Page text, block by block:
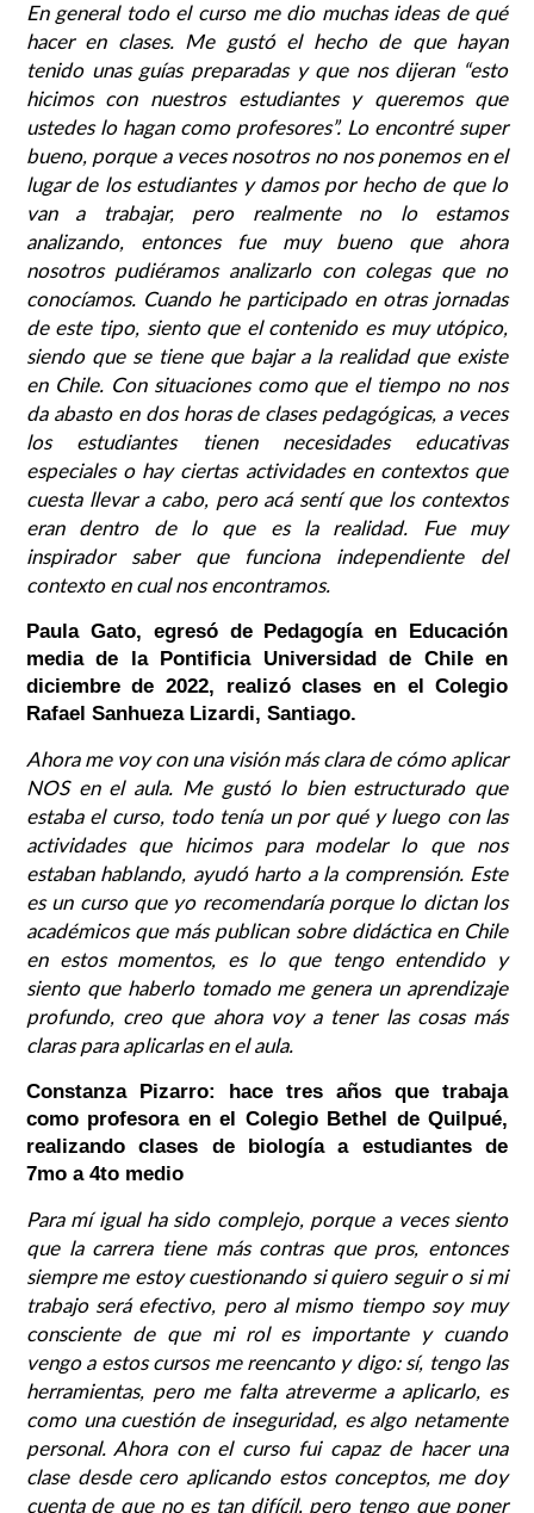
En general todo el curso me dio muchas ideas de qué
hacer en clases. Me gustó el hecho de que hayan
tenido unas guías preparadas y que nos dijeran “esto
hicimos con nuestros estudiantes y queremos que
ustedes lo hagan como profesores”. Lo encontré super
bueno, porque a veces nosotros no nos ponemos en el
lugar de los estudiantes y damos por hecho de que lo
van a trabajar, pero realmente no lo estamos
analizando, entonces fue muy bueno que ahora
nosotros pudiéramos analizarlo con colegas que no
conocíamos. Cuando he participado en otras jornadas
de este tipo, siento que el contenido es muy utópico,
siendo que se tiene que bajar a la realidad que existe
en Chile. Con situaciones como que el tiempo no nos
da abasto en dos horas de clases pedagógicas, a veces
los estudiantes tienen necesidades educativas
especiales o hay ciertas actividades en contextos que
cuesta llevar a cabo, pero acá sentí que los contextos
eran dentro de lo que es la realidad. Fue muy
inspirador saber que funciona independiente del
contexto en cual nos encontramos.
Paula Gato, egresó de Pedagogía en Educación
media de la Pontificia Universidad de Chile en
diciembre de 2022, realizó clases en el Colegio
Rafael Sanhueza Lizardi, Santiago.
Ahora me voy con una visión más clara de cómo aplicar
NOS en el aula. Me gustó lo bien estructurado que
estaba el curso, todo tenía un por qué y luego con las
actividades que hicimos para modelar lo que nos
estaban hablando, ayudó harto a la comprensión. Este
es un curso que yo recomendaría porque lo dictan los
académicos que más publican sobre didáctica en Chile
en estos momentos, es lo que tengo entendido y
siento que haberlo tomado me genera un aprendizaje
profundo, creo que ahora voy a tener las cosas más
claras para aplicarlas en el aula.
Constanza Pizarro: hace tres años que trabaja
como profesora en el Colegio Bethel de Quilpué,
realizando clases de biología a estudiantes de
7mo a 4to medio
Para mí igual ha sido complejo, porque a veces siento
que la carrera tiene más contras que pros, entonces
siempre me estoy cuestionando si quiero seguir o si mi
trabajo será efectivo, pero al mismo tiempo soy muy
consciente de que mi rol es importante y cuando
vengo a estos cursos me reencanto y digo: sí, tengo las
herramientas, pero me falta atreverme a aplicarlo, es
como una cuestión de inseguridad, es algo netamente
personal. Ahora con el curso fui capaz de hacer una
clase desde cero aplicando estos conceptos, me doy
cuenta de que no es tan difícil, pero tengo que poner